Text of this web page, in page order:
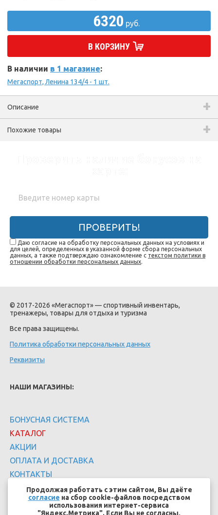
6320 руб.
В КОРЗИНУ
В наличии в 1 магазине:
Мегаспорт, Ленина 134/4 - 1 шт.
Описание
Похожие товары
ПРОВЕРИТЬ!
Даю согласие на обработку персональных данных на условиях и
для целей, определенных в указанной форме сбора персональных
данных, а также подтверждаю ознакомление с текстом политики в
отношении обработки персональных данных.
© 2017-2026 «Мегаспорт» — спортивный инвентарь,
тренажеры, товары для отдыха и туризма
Все права защищены.
Политика обработки персональных данных
Реквизиты
НАШИ МАГАЗИНЫ:
БОНУСНАЯ СИСТЕМА
КАТАЛОГ
АКЦИИ
ОПЛАТА И ДОСТАВКА
КОНТАКТЫ
Продолжая работать с этим сайтом, Вы даёте
согласие на сбор cookie-файлов посредством
использования интернет-сервиса
"Яндекс.Метрика". Если Вы не согласны,